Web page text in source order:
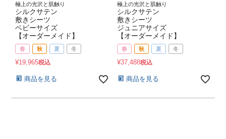
極上の光沢と肌触り
シルクサテン
敷きシーツ
ベビーサイズ
【オーダーメイド】
春 秋 夏 冬
¥19,965税込
商品を見る
極上の光沢と肌触り
シルクサテン
敷きシーツ
ジュニアサイズ
【オーダーメイド】
春 秋 夏 冬
¥37,488税込
商品を見る